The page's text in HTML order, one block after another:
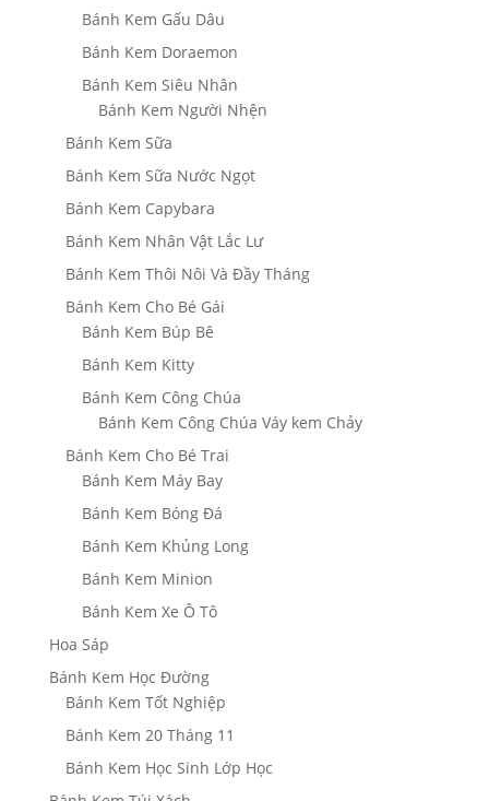
Bánh Kem Gấu Dâu
Bánh Kem Doraemon
Bánh Kem Siêu Nhân
Bánh Kem Người Nhện
Bánh Kem Sữa
Bánh Kem Sữa Nước Ngọt
Bánh Kem Capybara
Bánh Kem Nhân Vật Lắc Lư
Bánh Kem Thôi Nôi Và Đầy Tháng
Bánh Kem Cho Bé Gái
Bánh Kem Búp Bê
Bánh Kem Kitty
Bánh Kem Công Chúa
Bánh Kem Công Chúa Váy kem Chảy
Bánh Kem Cho Bé Trai
Bánh Kem Máy Bay
Bánh Kem Bóng Đá
Bánh Kem Khủng Long
Bánh Kem Minion
Bánh Kem Xe Ô Tô
Hoa Sáp
Bánh Kem Học Đường
Bánh Kem Tốt Nghiệp
Bánh Kem 20 Tháng 11
Bánh Kem Học Sinh Lớp Học